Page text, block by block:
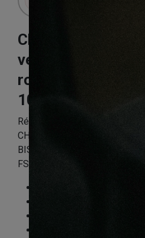
Chêne dalles
versailles cour du
roi
1000X1000X15mm
Référence:
CHÊNE DALLES VERSAILLES
BIS 1000x1000x15mm 4mm
FSC Mix Credit